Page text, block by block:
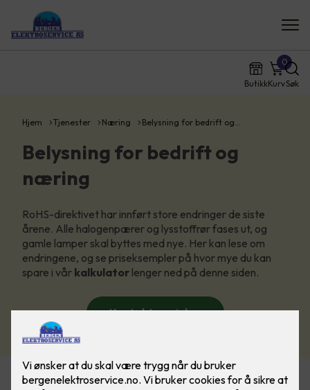
ButikkKurv
0
Søk
Hjem Tjenester Næring Belysning for bedrift og…
Belysning for bedrift og
næring
RoHS-direktivet har innført store endringer de siste
årene. Alle halogenpærer og lysstoffrør fases ut, og
gamle lamper skal byttes med nye. Her kan lese om
endringene, og se priseksempler på hvor mye du kan
spare i vår kalkulator lenger ned på denne siden.
Kontakt oss i dag